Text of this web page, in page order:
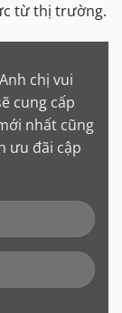
từ thị trường.
chị vui
cung cấp
nhất cũng
ưu đãi cập